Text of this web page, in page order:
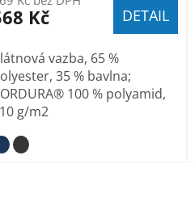
Kč DETAIL
vazba, 65 %
35 % bavlna;
100 % polyamid,
g/m2